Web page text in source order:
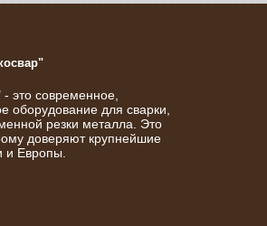
это современное,
оборудование для сварки,
резки металла. Это
доверяют крупнейшие
и Европы.